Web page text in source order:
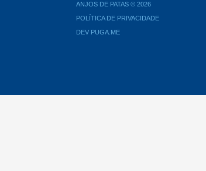
ANJOS DE PATAS © 2026
POLÍTICA DE PRIVACIDADE
DEV PUGA.ME